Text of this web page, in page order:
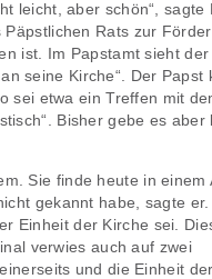
leicht, aber schön“, sagte
Rats zur
ist. Im Papstamt sieht der
seine Kirche“. Der Papst
sei etwa ein Treffen mit
Bisher gebe es aber
Sie finde heute in einem
gekannt habe, sagte
Einheit der Kirche sei.
verwies auch auf zwei
und die Einheit der